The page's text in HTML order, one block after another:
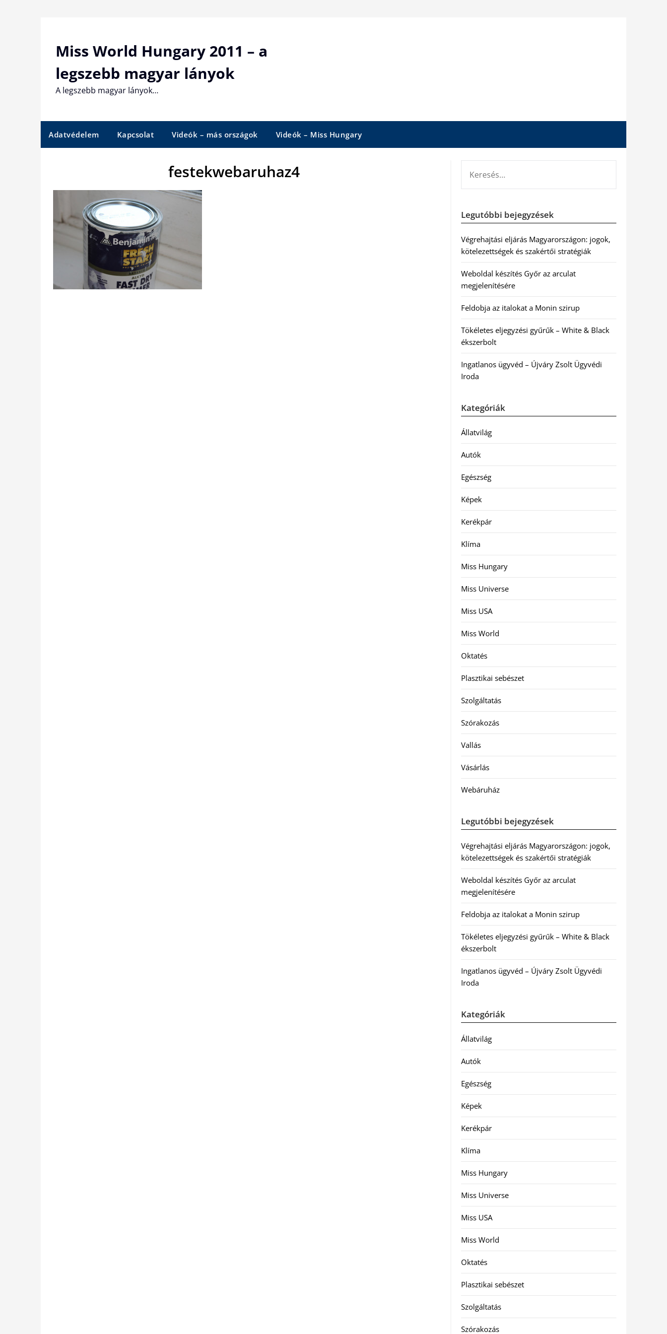
Miss World Hungary 2011 – a
legszebb magyar lányok
A legszebb magyar lányok…
Adatvédelem Kapcsolat Videók – más országok Videók – Miss Hungary
festekwebaruhaz4
Legutóbbi bejegyzések
Végrehajtási eljárás Magyarországon: jogok,
kötelezettségek és szakértői stratégiák
Weboldal készítés Győr az arculat
megjelenítésére
Feldobja az italokat a Monin szirup
Tökéletes eljegyzési gyűrűk – White & Black
ékszerbolt
Ingatlanos ügyvéd – Újváry Zsolt Ügyvédi
Iroda
Kategóriák
Állatvilág
Autók
Egészség
Képek
Kerékpár
Klíma
Miss Hungary
Miss Universe
Miss USA
Miss World
Oktatés
Plasztikai sebészet
Szolgáltatás
Szórakozás
Vallás
Vásárlás
Webáruház
Legutóbbi bejegyzések
Végrehajtási eljárás Magyarországon: jogok,
kötelezettségek és szakértői stratégiák
Weboldal készítés Győr az arculat
megjelenítésére
Feldobja az italokat a Monin szirup
Tökéletes eljegyzési gyűrűk – White & Black
ékszerbolt
Ingatlanos ügyvéd – Újváry Zsolt Ügyvédi
Iroda
Kategóriák
Állatvilág
Autók
Egészség
Képek
Kerékpár
Klíma
Miss Hungary
Miss Universe
Miss USA
Miss World
Oktatés
Plasztikai sebészet
Szolgáltatás
Szórakozás